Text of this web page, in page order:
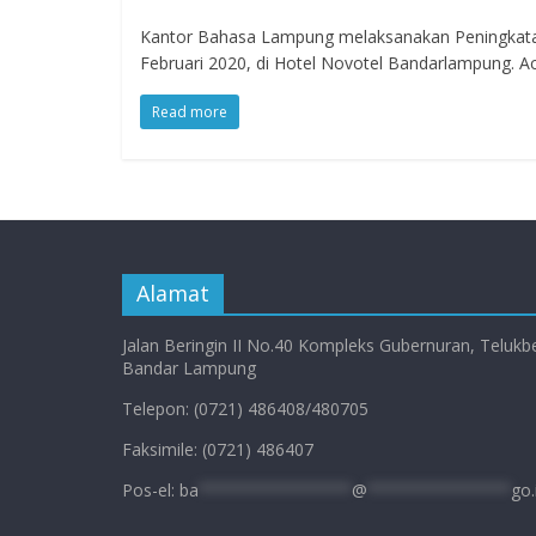
Kantor Bahasa Lampung melaksanakan
Februari 2020, di Hotel Novotel Bandarlampung.
Read more
Alamat
Jalan Beringin II No.40 Kompleks Gubernuran,
Bandar Lampung
Telepon: (0721) 486408/480705
Faksimile: (0721) 486407
Pos-el: ba @